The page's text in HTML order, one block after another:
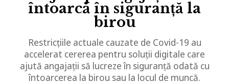
întoarcă în siguranță la
birou
Restricțiile actuale cauzate de Covid-19 au
accelerat cererea pentru soluții digitale care
ajută angajații să lucreze în siguranță odată cu
întoarcerea la birou sau la locul de muncă.